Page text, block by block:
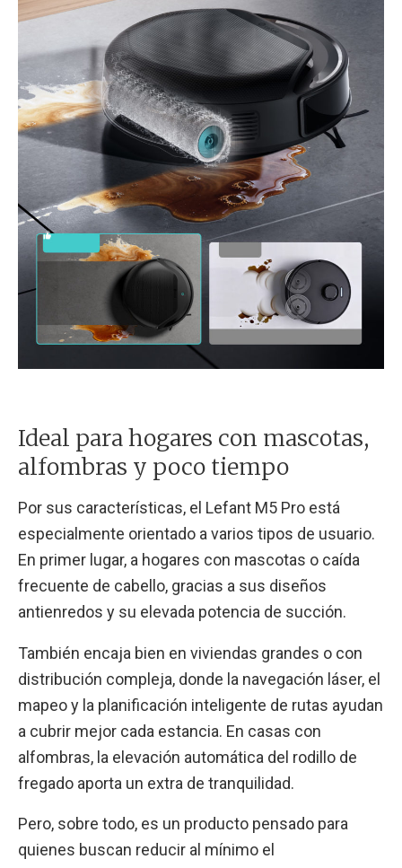
Ideal para hogares con mascotas,
alfombras y poco tiempo
Por sus características, el Lefant M5 Pro está
especialmente orientado a varios tipos de usuario.
En primer lugar, a hogares con mascotas o caída
frecuente de cabello, gracias a sus diseños
antienredos y su elevada potencia de succión.
También encaja bien en viviendas grandes o con
distribución compleja, donde la navegación láser, el
mapeo y la planificación inteligente de rutas ayudan
a cubrir mejor cada estancia. En casas con
alfombras, la elevación automática del rodillo de
fregado aporta un extra de tranquilidad.
Pero, sobre todo, es un producto pensado para
quienes buscan reducir al mínimo el